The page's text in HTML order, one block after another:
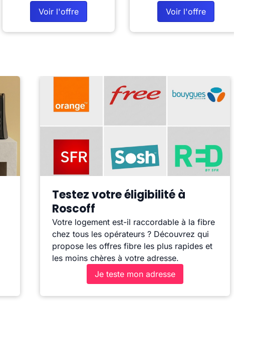
Voir l'offre Voir l'offre
Testez votre éligibilité à
Roscoff
Votre logement est-il raccordable à la fibre
chez tous les opérateurs ? Découvrez qui
propose les offres fibre les plus rapides et
les moins chères à votre adresse.
Je teste mon adresse